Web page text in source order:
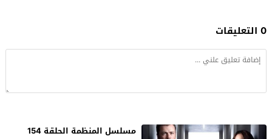
0 التعليقات
مسلسل المنظمة الحلقة 154